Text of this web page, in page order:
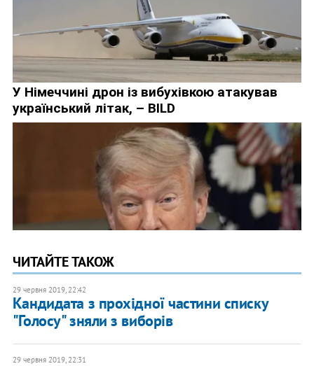
ЧИТАЙТЕ ТАКОЖ
29 червня 2019, 22:42
Кандидата з прохідної частини списку
"Голосу" зняли з виборів
29 червня 2019, 22:31